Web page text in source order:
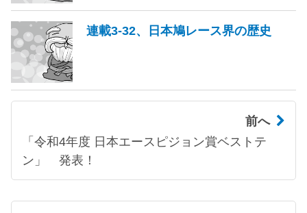
連載3-32、日本鳩レース界の歴史
前へ
「令和4年度 日本エースピジョン賞ベストテ
ン」 発表！